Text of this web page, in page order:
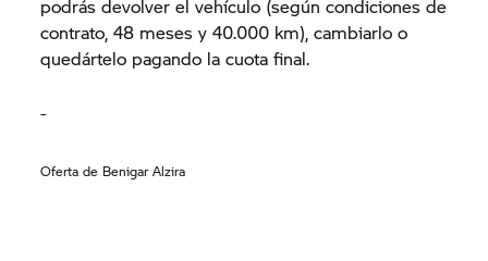
podrás devolver el vehículo (según condiciones de
contrato, 48 meses y 40.000 km), cambiarlo o
quedártelo pagando la cuota final.
Oferta de Benigar Alzira